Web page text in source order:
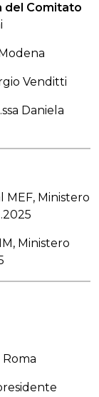
del Comitato
Venditti
Daniela
Ministero
Ministero